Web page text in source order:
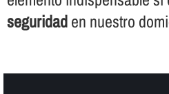
seguridaden nuestro